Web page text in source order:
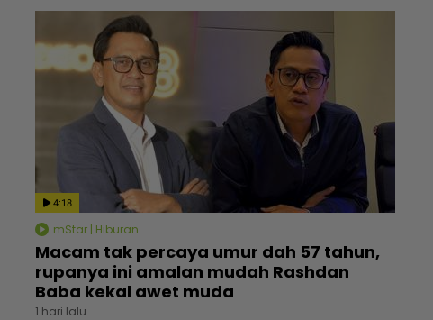
4:18
mStar | Hiburan
Macam tak percaya umur dah 57 tahun,
rupanya ini amalan mudah Rashdan
Baba kekal awet muda
1 hari lalu